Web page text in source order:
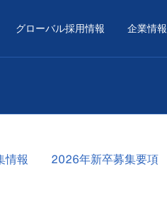
グローバル採用情報 企業情報
情報 2026年新卒募集要項